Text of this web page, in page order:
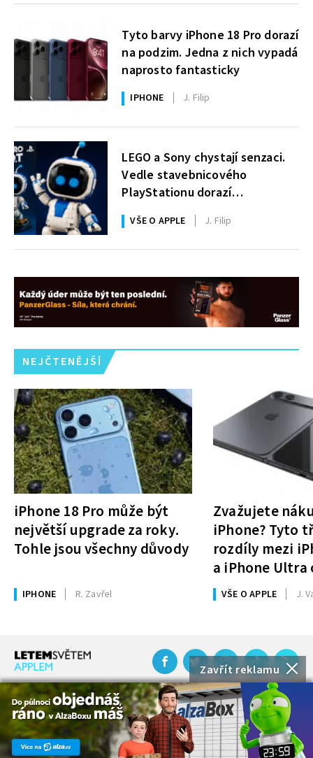
Zavřít reklamu
Tyto barvy iPhone 18 Pro dorazí
na podzim. Jedna z nich vypadá
naprosto fantasticky
IPHONE J. Filip
LEGO a Sony chystají senzaci.
Vedle stavebnicového
PlayStationu dorazí
i legendární Astro Bot a bude
zdarma
VŠE O APPLE J. Filip
NEJČTENĚJŠÍ
iPhone 18 Pro může být
největší upgrade za roky.
Tohle jsou všechny důvody
IPHONE R. Zavřel
Zvažujete
iPhone? Tyto
rozdíly mezi
a iPhone Ultra
rozhodnutí
VŠE O APPLE J.